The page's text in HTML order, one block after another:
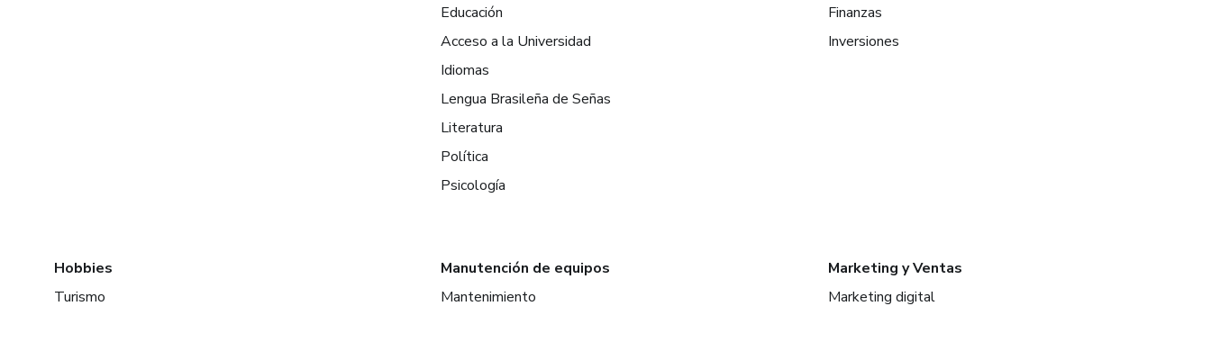
Educación
Acceso a la Universidad
Idiomas
Lengua Brasileña de Señas
Literatura
Política
Psicología
Finanzas
Inversiones
Hobbies
Turismo
Manutención de equipos
Mantenimiento
Marketing y Ventas
Marketing digital